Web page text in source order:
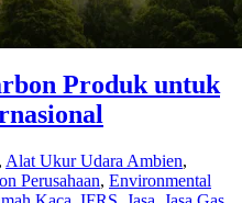
Produk untuk
, Alat Ukur Udara Ambien,
Perusahaan, Environmental